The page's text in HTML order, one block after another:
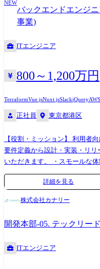
能です。 【キャリアパス】 ご経験・適性に応じて担当業務を決めます。
半年後には主担当へ、2年後に
す。 手挙げ制度や年1回の全社
広いキャリアパスの提供が可能です。 <事例> ・エンジニア
ネージャー(プロダクト責任者)
目指していただける環境です。
など他職種への異動 ・導入コ
わずインハウス型でノウハウを
成されてます。 ※配属先は以
いたします。 <メディアシステム部> ・テラテイルグループ エンジニア
のみでサービスを運営し、開
つくとともに、企画や要件定義
マーケティングなどサービス開
す。 <ソリューション開発部> 若年層向け転職支援、新卒向け就職支援、
イン診療、といった複数の事
す。 事業毎にチームを分割し
いう枠に囚われず、各々が業務
のアグリゲート事業や医療向け
いただける方を募集していま
ます。 ITフリーランス・求職
開発・運用しています。 また
NEW
バックエンドエンジ
事業)
ITエンジニア
800～1,200万円
TerraformVue.jsNuxt.jsSlackjQueryAWS
正社員 東京都港区
【役割・ミッション】 利用者
要件定義から設計・実装・リ
いただきます。 ・スモールな体制の中で事業部メンバーと密にコミュニ
ケーションを取りながらプロダ
クエンドのAPI設計・実装、デ
ム(顧客基盤、請求・受注基盤
用者・利用者ご家族向けのア
事いただきます。 現在、ホームケア事業では利用者向けのデジタルタッ
チポイントを構築するプロジェ
といった既存業務のデジタル
詳細を見る
株式会社カナリー
開発本部-05. テックリー
ITエンジニア